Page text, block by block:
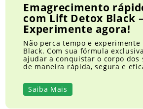
Emagrecimento
com Lift Detox Black –
Experimente agora!
Não perca tempo e experimente
Black. Com sua fórmula
ajudar a conquistar o corpo dos
de maneira rápida, segura e
Saiba Mais